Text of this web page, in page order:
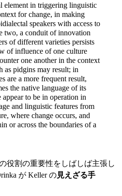
element in triggering linguistic
for change, in making
speakers with access to
two, a conduit of innovation
of different varieties persists
of influence of one culture
one another in the context
as pidgins may result; in
are a more frequent result,
the native language of its
to be in operation in
and linguistic features from
where change occurs, and
or across the boundaries of a
役割の重要性をしばしば主張し
が Keller の見えざる手